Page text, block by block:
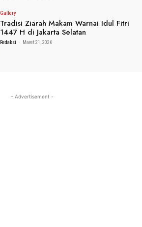
Gallery
Tradisi Ziarah Makam Warnai Idul Fitri
1447 H di Jakarta Selatan
Redaksi - Maret 21, 2026
- Advertisement -